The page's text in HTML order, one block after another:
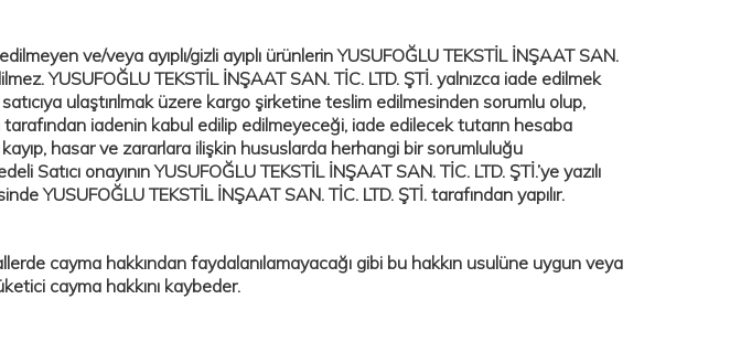
ve/veya ayıplı/gizli ayıplı ürünlerinYUSUFOĞLU TEKSTİL İNŞAAT SAN.
YUSUFOĞLU TEKSTİL İNŞAAT SAN. TİC. LTD. ŞTİ. yalnızca iade edilmek
ulaştırılmak üzere kargo şirketine teslim edilmesinden sorumlu olup,
tarafından iadenin kabul edilip edilmeyeceği, iade edilecek tutarın hesaba
hasar ve zararlara ilişkin hususlarda herhangi bir sorumluluğu
Satıcı onayının YUSUFOĞLU TEKSTİL İNŞAAT SAN. TİC. LTD. ŞTİ.’ye yazılı
YUSUFOĞLU TEKSTİL İNŞAAT SAN. TİC. LTD. ŞTİ. tarafından yapılır.
cayma hakkından faydalanılamayacağı gibi bu hakkın usulüne uygun veya
cayma hakkını kaybeder.